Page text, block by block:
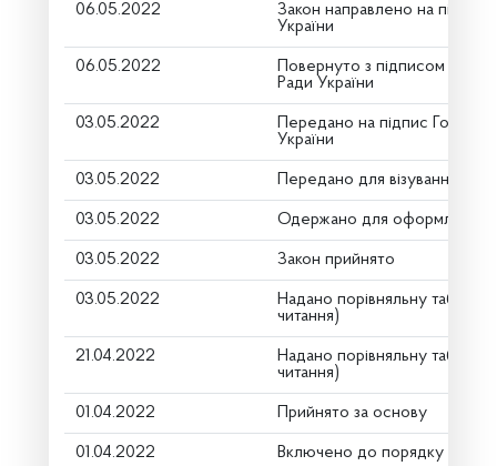
06.05.2022
Закон направлено на підпис
України
06.05.2022
Повернуто з підписом
Ради України
03.05.2022
Передано на підпис Голові
України
03.05.2022 Передано для візування в
03.05.2022 Одержано для оформлення
03.05.2022 Закон прийнято
03.05.2022
Надано порівняльну
читання)
21.04.2022
Надано порівняльну
читання)
01.04.2022 Прийнято за основу
01.04.2022 Включено до порядку